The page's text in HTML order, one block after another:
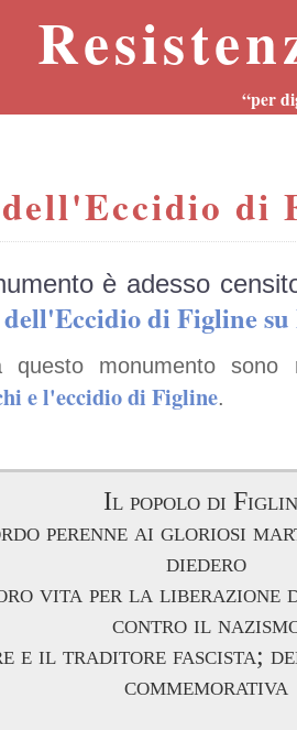
“per
di
è adesso
di Figline
questo monumento
e l'eccidio di Figline.
Il popolo di
perenne ai gloriosi
diedero
vita per la liberazione
contro il
e il traditore fascista;
commemorativa